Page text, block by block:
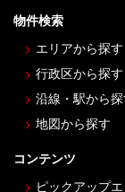
物件検索
エリアから探す
行政区から探す
沿線・駅から探
地図から探す
コンテンツ
ピックアップ